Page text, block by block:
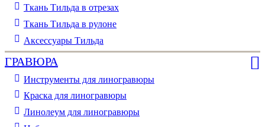
Ткань Тильда в отрезах
Ткань Тильда в рулоне
Аксессуары Тильда
ГРАВЮРА
Инструменты для линогравюры
Краска для линогравюры
Линолеум для линогравюры